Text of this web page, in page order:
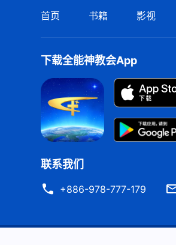
首页 书籍 影视
下载全能神教会App
联系我们
+886-978-777-179